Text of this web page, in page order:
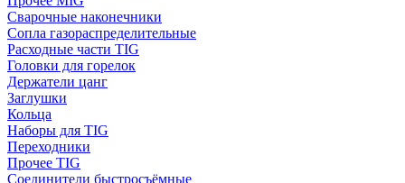
Сварочные наконечники
Сопла газораспределительные
Расходные части TIG
Головки для горелок
Держатели цанг
Заглушки
Кольца
Наборы для TIG
Переходники
Прочее TIG
Соединители быстросъёмные